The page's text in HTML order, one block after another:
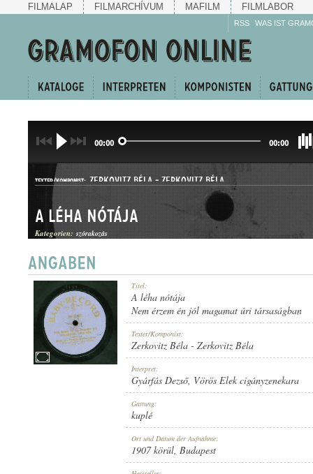
FILMALAP FILMARCHÍVUM MAFILM FILMLABOR
RSS WAS IST
00:00 00:00
TEXTER/KOMPONIST: ZERKOVITZ BÉLA-ZERKOVITZ BÉLA
KUPLÉ
1907 KÖRÜL
A léha nótája
Kategorien: szórakozás
Titel:
A léha nótája
Nem érzem én jól magamat úri társaságban
Texter/Komponist:
Zerkovitz Béla - Zerkovitz Béla
Interpret:
Gyárfás Dezső, Vörös Elek cigányzenekara
Gattung:
kuplé
Ort und Datum der Aufnahme:
1907 körül, Budapest